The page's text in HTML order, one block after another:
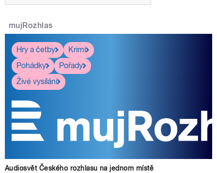
mujRozhlas
Hry a četby
Krimi
Pohádky
Pořady
Živé vysílání
Audiosvět Českého rozhlasu na jednom místě